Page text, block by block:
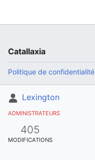
Lexington
ADMINISTRATEURS
405
MODIFICATIONS
Catallaxia
Politique de confidentialité